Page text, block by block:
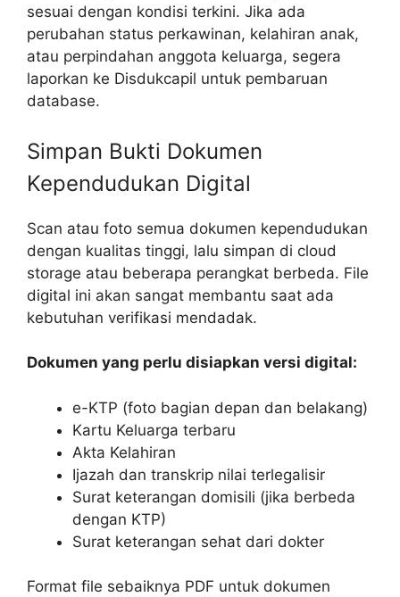
sesuai dengan kondisi terkini. Jika ada
perubahan status perkawinan, kelahiran anak,
atau perpindahan anggota keluarga, segera
laporkan ke Disdukcapil untuk pembaruan
database.
Simpan Bukti Dokumen
Kependudukan Digital
Scan atau foto semua dokumen kependudukan
dengan kualitas tinggi, lalu simpan di cloud
storage atau beberapa perangkat berbeda. File
digital ini akan sangat membantu saat ada
kebutuhan verifikasi mendadak.
Dokumen yang perlu disiapkan versi digital:
e-KTP (foto bagian depan dan belakang)
Kartu Keluarga terbaru
Akta Kelahiran
Ijazah dan transkrip nilai terlegalisir
Surat keterangan domisili (jika berbeda
dengan KTP)
Surat keterangan sehat dari dokter
Format file sebaiknya PDF untuk dokumen